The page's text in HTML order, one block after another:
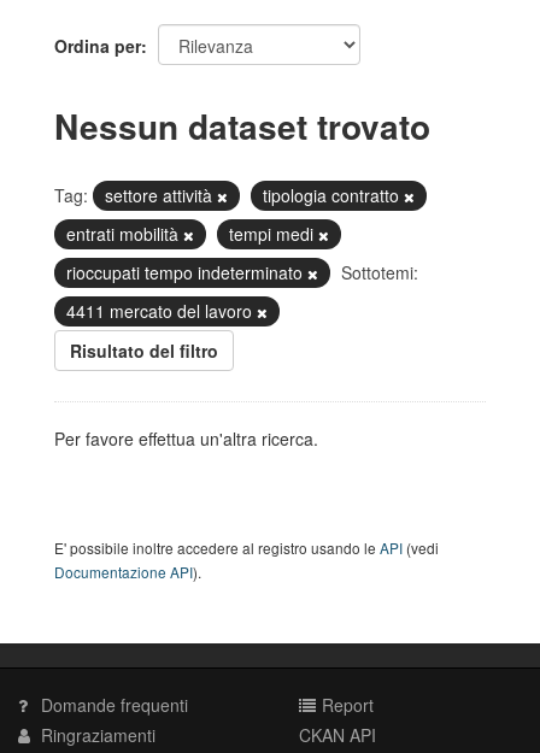
Ordina per
Nessun dataset trovato
Tag: settore attività
tipologia contratto
entrati mobilità
tempi medi
rioccupati tempo indeterminato
Sottotemi:
4411 mercato del lavoro
Risultato del filtro
Per favore effettua un'altra ricerca.
E' possibile inoltre accedere al registro usando le API (vedi
Documentazione API).
Domande frequenti
Ringraziamenti
Report
CKAN API